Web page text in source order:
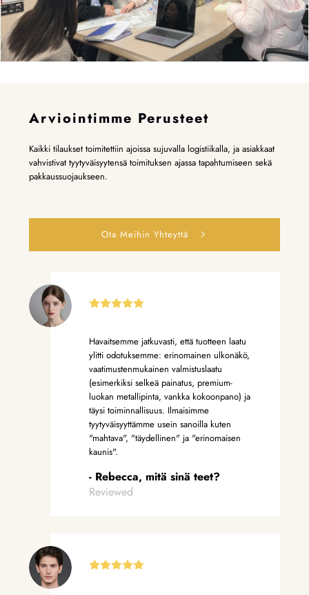
Arviointimme Perusteet
Kaikki tilaukset toimitettiin ajoissa sujuvalla logistiikalla, ja asiakkaat
vahvistivat tyytyväisyytensä toimituksen ajassa tapahtumiseen sekä
pakkaussuojaukseen.
Ota Meihin Yhteyttä
Havaitsemme jatkuvasti, että tuotteen laatu
ylitti odotuksemme: erinomainen ulkonäkö,
vaatimustenmukainen valmistuslaatu
(esimerkiksi selkeä painatus, premium-
luokan metallipinta, vankka kokoonpano) ja
täysi toiminnallisuus. Ilmaisimme
tyytyväisyyttämme usein sanoilla kuten
"mahtava", "täydellinen" ja "erinomaisen
kaunis".
- Rebecca, mitä sinä teet?
Reviewed